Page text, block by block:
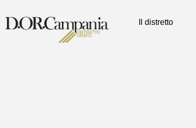
Il distretto